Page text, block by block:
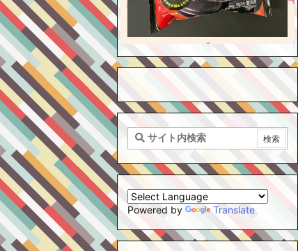
Powered by Translate